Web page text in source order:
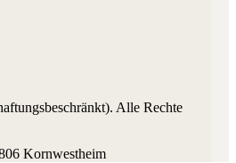
. Alle Rechte
Kornwestheim